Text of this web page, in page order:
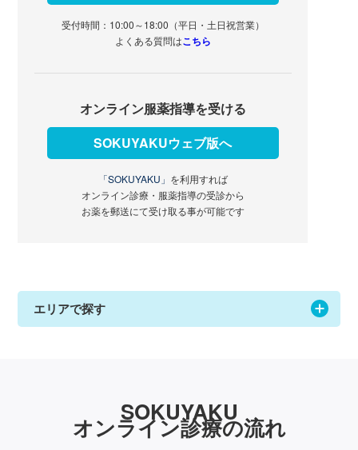
受付時間：10:00～18:00（平日・土日祝営業）
よくある質問はこちら
オンライン服薬指導を受ける
SOKUYAKUウェブ版へ
「SOKUYAKU」 を利用すれば
オンライン診療・服薬指導の受診から
お薬を郵送にて受け取る事が可能です
エリアで探す
SOKUYAKU
オンライン診療の流れ